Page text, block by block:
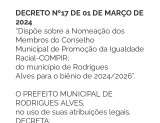
DECRETO Nº17 DE 01 DE MARÇO DE
2024
“Dispõe sobre a Nomeação dos
Membros do Conselho
Municipal de Promoção da Igualdade
Racial-COMPIR;
do município de Rodrigues
Alves para o biênio de 2024/2026”.
O PREFEITO MUNICIPAL DE
RODRIGUES ALVES,
no uso de suas atribuições legais,
DECRETA: